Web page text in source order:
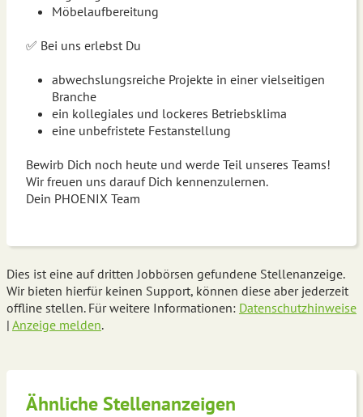
Möbelaufbereitung
✅ Bei uns erlebst Du
abwechslungsreiche Projekte in einer vielseitigen
Branche
ein kollegiales und lockeres Betriebsklima
eine unbefristete Festanstellung
Bewirb Dich noch heute und werde Teil unseres Teams!
Wir freuen uns darauf Dich kennenzulernen.
Dein PHOENIX Team
Dies ist eine auf dritten Jobbörsen gefundene Stellenanzeige.
Wir bieten hierfür keinen Support, können diese aber jederzeit
offline stellen. Für weitere Informationen: Datenschutzhinweise
| Anzeige melden.
Ähnliche Stellenanzeigen